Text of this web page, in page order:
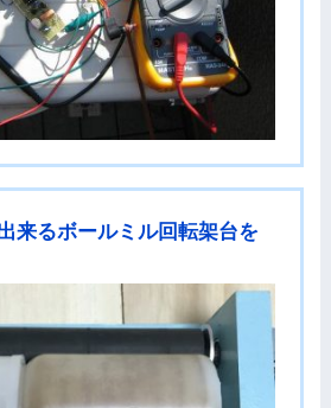
来るボールミル回転架台を